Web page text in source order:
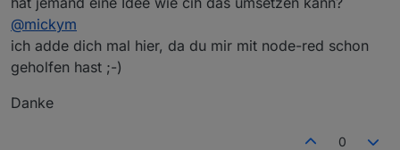
@mickym
ich adde dich mal hier, da du mir mit node-red schon
geholfen hast ;-)
Danke
0